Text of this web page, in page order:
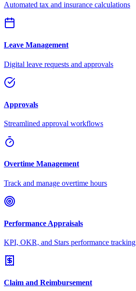
Automated tax and insurance calculations
Leave Management
Digital leave requests and approvals
Approvals
Streamlined approval workflows
Overtime Management
Track and manage overtime hours
Performance Appraisals
KPI, OKR, and Stars performance tracking
Claim and Reimbursement